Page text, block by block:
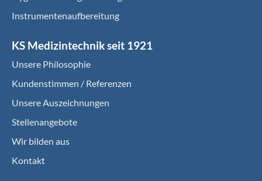
Instrumentenaufbereitung
KS Medizintechnik seit 1921
Unsere Philosophie
Kundenstimmen / Referenzen
Unsere Auszeichnungen
Stellenangebote
Wir bilden aus
Kontakt